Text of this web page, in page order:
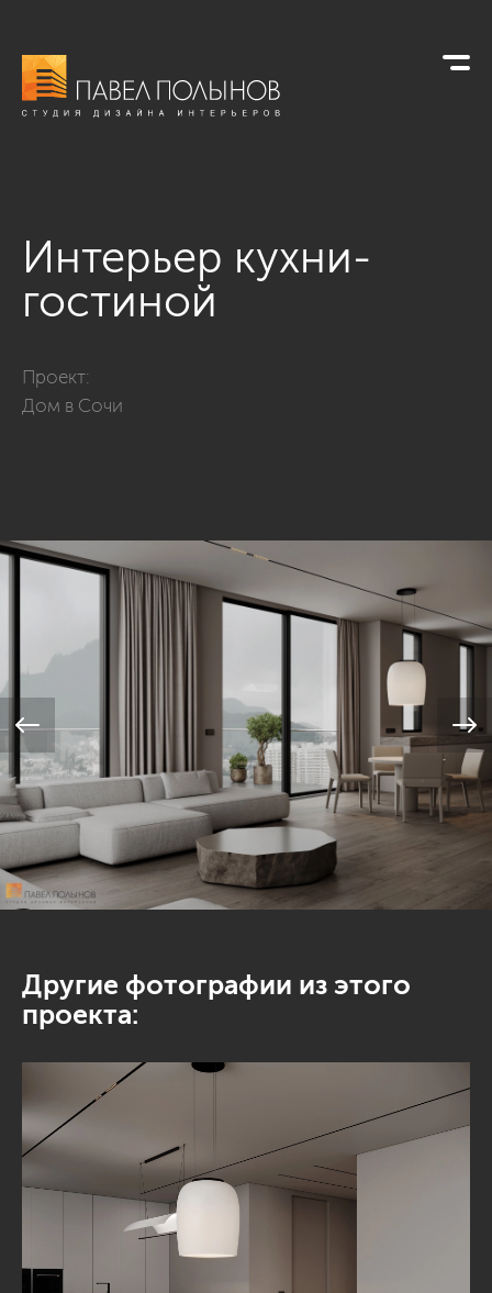
Интерьер кухни-
гостиной
Проект:
Дом в Сочи
Другие фотографии из этого
проекта: